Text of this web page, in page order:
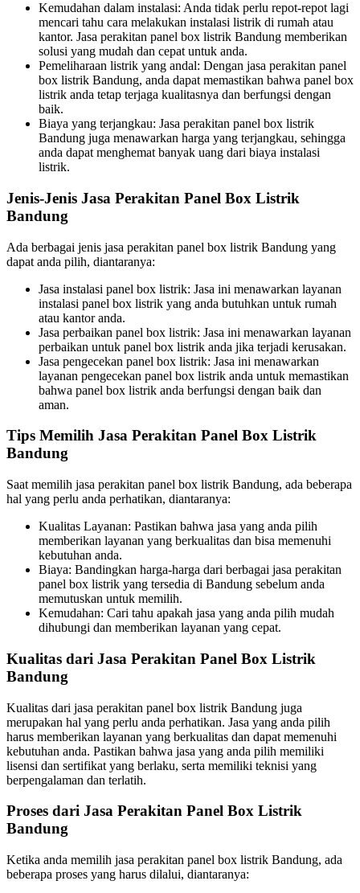
Kemudahan dalam instalasi: Anda tidak perlu repot-repot lagi
mencari tahu cara melakukan instalasi listrik di rumah atau
kantor. Jasa perakitan panel box listrik Bandung memberikan
solusi yang mudah dan cepat untuk anda.
Pemeliharaan listrik yang andal: Dengan jasa perakitan panel
box listrik Bandung, anda dapat memastikan bahwa panel box
listrik anda tetap terjaga kualitasnya dan berfungsi dengan
baik.
Biaya yang terjangkau: Jasa perakitan panel box listrik
Bandung juga menawarkan harga yang terjangkau, sehingga
anda dapat menghemat banyak uang dari biaya instalasi
listrik.
Jenis-Jenis Jasa Perakitan Panel Box Listrik
Bandung
Ada berbagai jenis jasa perakitan panel box listrik Bandung yang
dapat anda pilih, diantaranya:
Jasa instalasi panel box listrik: Jasa ini menawarkan layanan
instalasi panel box listrik yang anda butuhkan untuk rumah
atau kantor anda.
Jasa perbaikan panel box listrik: Jasa ini menawarkan layanan
perbaikan untuk panel box listrik anda jika terjadi kerusakan.
Jasa pengecekan panel box listrik: Jasa ini menawarkan
layanan pengecekan panel box listrik anda untuk memastikan
bahwa panel box listrik anda berfungsi dengan baik dan
aman.
Tips Memilih Jasa Perakitan Panel Box Listrik
Bandung
Saat memilih jasa perakitan panel box listrik Bandung, ada beberapa
hal yang perlu anda perhatikan, diantaranya:
Kualitas Layanan: Pastikan bahwa jasa yang anda pilih
memberikan layanan yang berkualitas dan bisa memenuhi
kebutuhan anda.
Biaya: Bandingkan harga-harga dari berbagai jasa perakitan
panel box listrik yang tersedia di Bandung sebelum anda
memutuskan untuk memilih.
Kemudahan: Cari tahu apakah jasa yang anda pilih mudah
dihubungi dan memberikan layanan yang cepat.
Kualitas dari Jasa Perakitan Panel Box Listrik
Bandung
Kualitas dari jasa perakitan panel box listrik Bandung juga
merupakan hal yang perlu anda perhatikan. Jasa yang anda pilih
harus memberikan layanan yang berkualitas dan dapat memenuhi
kebutuhan anda. Pastikan bahwa jasa yang anda pilih memiliki
lisensi dan sertifikat yang berlaku, serta memiliki teknisi yang
berpengalaman dan terlatih.
Proses dari Jasa Perakitan Panel Box Listrik
Bandung
Ketika anda memilih jasa perakitan panel box listrik Bandung, ada
beberapa proses yang harus dilalui, diantaranya: